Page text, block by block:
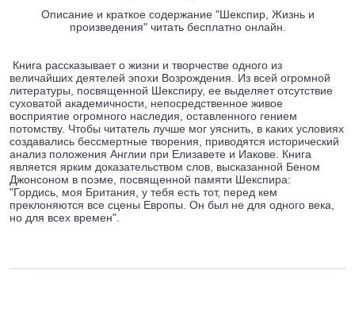
Описание и краткое содержание "Шекспир, Жизнь и
произведения" читать бесплатно онлайн.
Книга рассказывает о жизни и творчестве одного из
величайших деятелей эпохи Возрождения. Из всей огромной
литературы, посвященной Шекспиру, ее выделяет отсутствие
суховатой академичности, непосредственное живое
восприятие огромного наследия, оставленного гением
потомству. Чтобы читатель лучше мог уяснить, в каких условиях
создавались бессмертные творения, приводятся исторический
анализ положения Англии при Елизавете и Иакове. Книга
является ярким доказательством слов, высказанной Беном
Джонсоном в поэме, посвященной памяти Шекспира:
"Гордись, моя Британия, у тебя есть тот, перед кем
преклоняются все сцены Европы. Он был не для одного века,
но для всех времен".